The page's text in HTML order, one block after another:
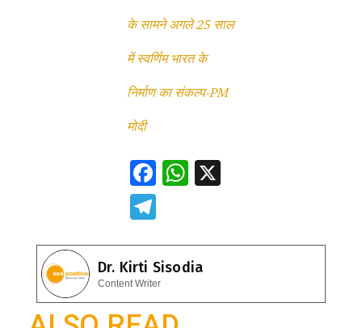
के सामने अगले 25 साल
में स्वर्णिम भारत के
निर्माण का संकल्प-PM
मोदी
F
b
o
o
W
s
A
p
e
gr
a
Dr. Kirti Sisodia
Content Writer